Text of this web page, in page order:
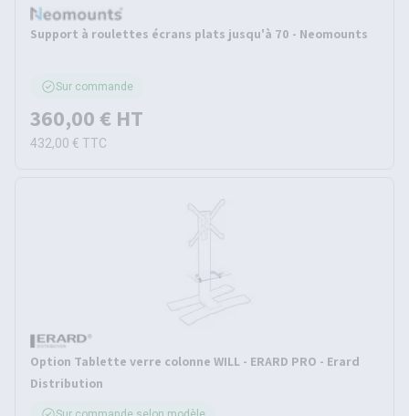
Support à roulettes écrans plats jusqu'à 70 - Neomounts
Sur commande
360,00 € HT
432,00 € TTC
Option Tablette verre colonne WILL - ERARD PRO - Erard
Distribution